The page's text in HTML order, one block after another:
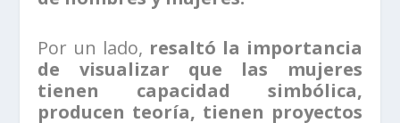
Por un lado, resaltó la importancia
de visualizar que las mujeres
tienen capacidad simbólica,
producen teoría, tienen proyectos